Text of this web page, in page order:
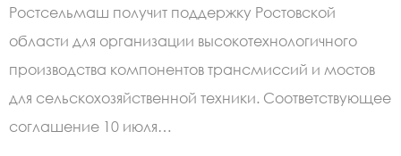
Ростсельмаш получит поддержку Ростовской
области для организации высокотехнологичного
производства компонентов трансмиссий и мостов
для сельскохозяйственной техники. Соответствующее
соглашение 10 июля…